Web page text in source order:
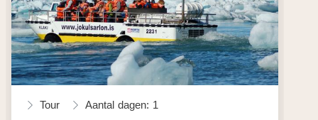
Tour Aantal dagen: 1